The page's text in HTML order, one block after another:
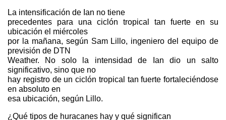
La intensificación de Ian no tiene
precedentes para una ciclón tropical tan fuerte en su
ubicación el miércoles
por la mañana, según Sam Lillo, ingeniero del equipo de
previsión de DTN
Weather. No solo la intensidad de Ian dio un salto
significativo, sino que no
hay registro de un ciclón tropical tan fuerte fortaleciéndose
en absoluto en
esa ubicación, según Lillo.
¿Qué tipos de huracanes hay y qué significan